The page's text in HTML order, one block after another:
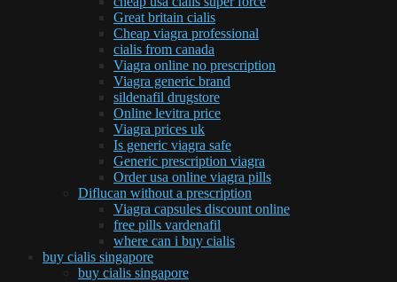
Great britain cialis
Cheap viagra professional
cialis from canada
Viagra online no prescription
Viagra generic brand
sildenafil drugstore
Online levitra price
Viagra prices uk
Is generic viagra safe
Generic prescription viagra
Order usa online viagra pills
Diflucan without a prescription
Viagra capsules discount online
free pills vardenafil
where can i buy cialis
buy cialis singapore
buy cialis singapore